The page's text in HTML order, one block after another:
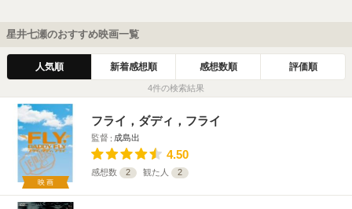
星井七瀬のおすすめ映画一覧
人気順 新着感想順 感想数順 評価順
4件の検索結果
映画
フライ，ダディ，フライ
監督 成島出
4.50
感想数 2 観た人 2